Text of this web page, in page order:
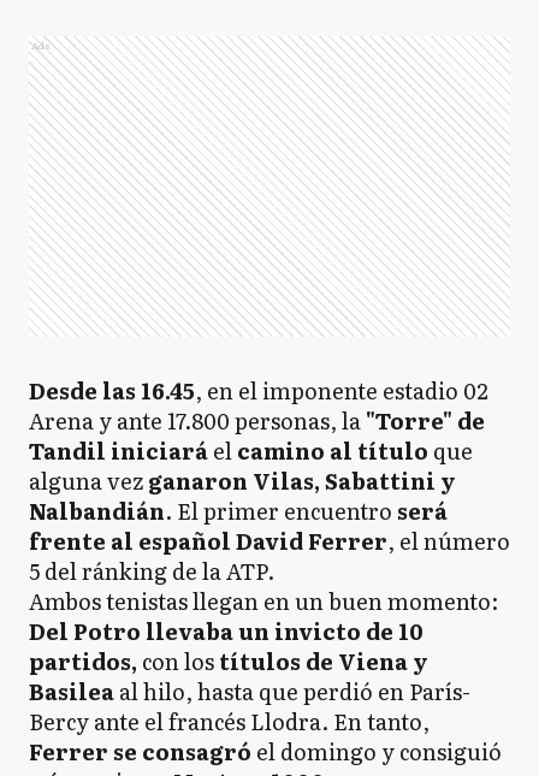
Ads
Desde las 16.45, en el imponente estadio 02
Arena y ante 17.800 personas, la"Torre" de
Tandil iniciaráelcamino al título que
alguna vezganaron Vilas, Sabattini y
Nalbandián. El primer encuentro será
frente al español David Ferrer, el número
5 del ránking de la ATP.
Ambos tenistas llegan en un buen momento:
Del Potro llevaba un invicto de 10
partidos, con lostítulos de Viena y
Basileaal hilo, hasta que perdió en París-
Bercy ante el francés Llodra. En tanto,
Ferrer se consagró el domingo y consiguió